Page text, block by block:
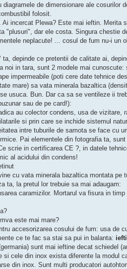
de dimensionare ale cosurilor
folosit.
incercat Plewa? Este mai ieftin. Merita
"plusuri", dar ele costa. Singura chestie
neplacute! ... cosul de fum nu-i
ta, depinde ce pretentii de calitate ai,
noi in tara, sunt 2 modele mai
impermeabile (poti cere date tehnice
mare) sa vata minerala bazaltica
usuca. Bun. Dar ca sa se ventileze ii
sau de pe card!):
au colector condens, usa de vizitare,
si prin care se inchide sistemul
intre tuburile de samota se face cu
Pai elementele din fotografia ta,
scrie in certificarea CE ?, in datele
al acidului din condens!
cu vata minerala bazaltica montata pe
ta, la pretul lor trebuie sa mai adaugam:
caramizilor. Mortarul va fisura in
este mai mare?
accesorizarea cosului de fum: usa de
ce te fac sa stai sa pui in balanta:
sunt mai ieftine decat schiedel
si cele din inox exista diferente la modul
din inox. Sunt multi producatori